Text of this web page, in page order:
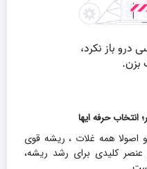
انتخاب حرفه ایها
همه غلات ، ریشه قوی
عنصر کلیدی برای رشد ریشه،